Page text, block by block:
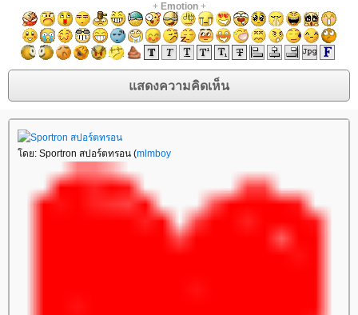
+ Emotion+
โดย: Sportron สปอร์ตทรอน (mlmboy